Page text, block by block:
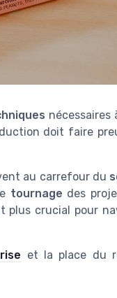
nécessaires
doit faire
au carrefour du
tournage des
crucial pour
et la place du